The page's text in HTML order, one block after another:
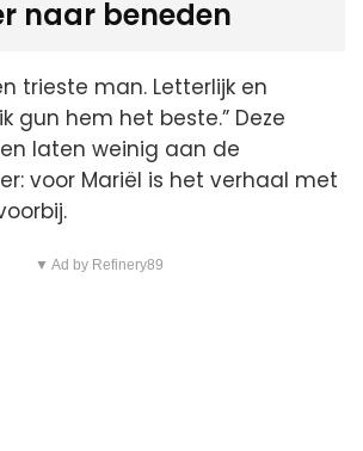
naar beneden
trieste man. Letterlijk en
gun hem het beste.” Deze
laten weinig aan de
voor Mariël is het verhaal met
▼ Ad by Refinery89